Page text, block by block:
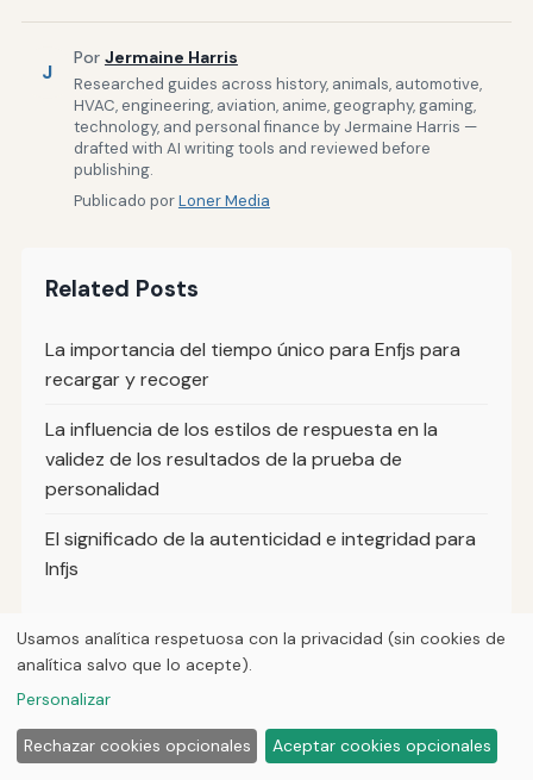
J
Por Jermaine Harris
Researched guides across history, animals, automotive,
HVAC, engineering, aviation, anime, geography, gaming,
technology, and personal finance by Jermaine Harris —
drafted with AI writing tools and reviewed before
publishing.
Publicado porLoner Media
Related Posts
La importancia del tiempo único para Enfjs para
recargar y recoger
La influencia de los estilos de respuesta en la
validez de los resultados de la prueba de
personalidad
El significado de la autenticidad e integridad para
Infjs
InicioArtículosSobre nosotrosPrivacidad
Usamos analítica respetuosa con la privacidad (sin cookies de
analítica salvo que lo acepte).
Personalizar
Rechazar cookies opcionales Aceptar cookies opcionales